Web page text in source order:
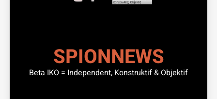
SPIONNEWS
Beta IKO = Independent, Konstruktif & Objektif